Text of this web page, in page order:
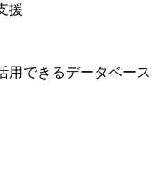
援
用できるデータベース